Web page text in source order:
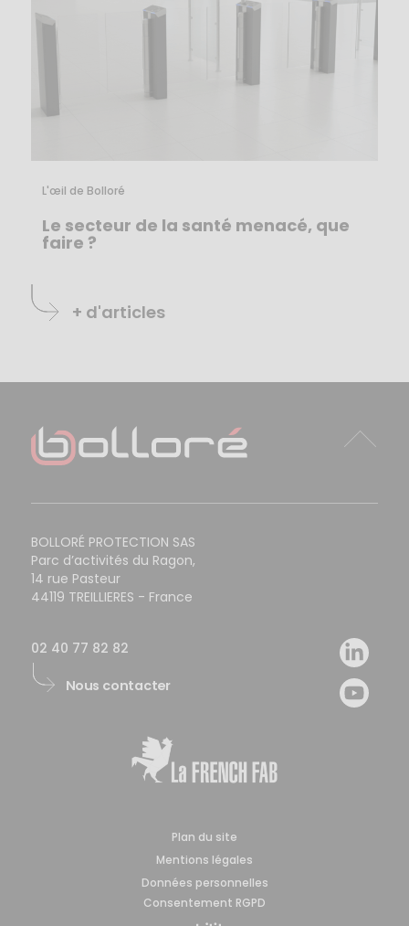
L'œil de Bolloré
Le secteur de la santé menacé, que
faire ?
+ d'articles
BOLLORÉ PROTECTION SAS
Parc d’activités du Ragon,
14 rue Pasteur
44119 TREILLIERES - France
02 40 77 82 82
Nous contacter
Plan du site
Mentions légales
Données personnelles
Consentement RGPD